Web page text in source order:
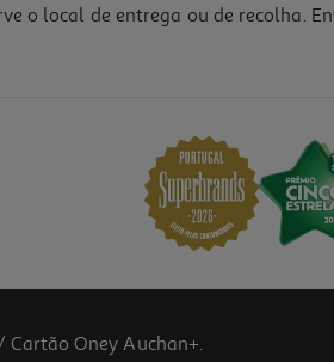
o local de entrega ou de
Oney Auchan+.